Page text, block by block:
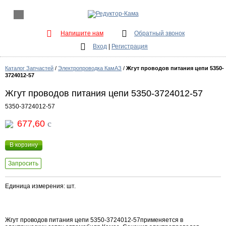
Напишите нам
Обратный звонок
Вход
Регистрация
Каталог Запчастей / Электропроводка КамАЗ / Жгут проводов питания цепи 5350-
3724012-57
Жгут проводов питания цепи 5350-3724012-57
5350-3724012-57
677,60 c
В корзину
Запросить
Единица измерения: шт.
Жгут проводов питания цепи 5350-3724012-57применяется в